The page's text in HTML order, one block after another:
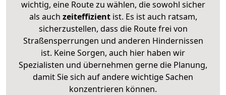
wichtig, eine Route zu wählen, die sowohl sicher
als auch zeiteffizientist. Es ist auch ratsam,
sicherzustellen, dass die Route frei von
Straßensperrungen und anderen Hindernissen
ist. Keine Sorgen, auch hier haben wir
Spezialisten und übernehmen gerne die Planung,
damit Sie sich auf andere wichtige Sachen
konzentrieren können.